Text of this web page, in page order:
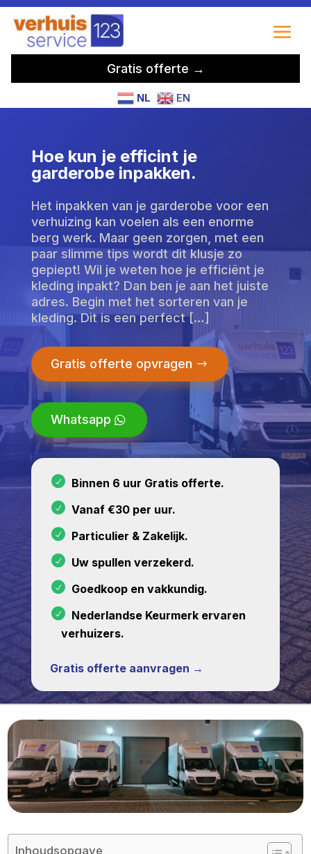
Gratis offerte →
NL EN
Hoe kun je efficint je
garderobe inpakken.
Het inpakken van je garderobe voor een
verhuizing kan voelen als een enorme
berg werk. Maar geen zorgen, met een
paar slimme tips wordt dit klusje zo
gepiept! Wil je weten hoe je efficiënt je
kleding inpakt? Dan ben je aan het juiste
adres. Begin met het sorteren van je
kleding. Dit is een perfect […]
Gratis offerte opvragen
Whatsapp
Binnen 6 uur Gratis offerte.
Vanaf €30 per uur.
Particulier & Zakelijk.
Uw spullen verzekerd.
Goedkoop en vakkundig.
Nederlandse Keurmerk ervaren
verhuizers.
Gratis offerte aanvragen →
Inhoudsopgave